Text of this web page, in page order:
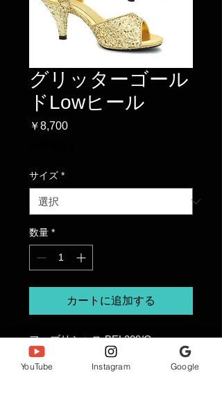
グリッターゴール
ドLowヒール
￥8,700価
サイズ *
数量 *
カートに追加する
ファブリシャス BEL309/G
カラー: ゴールド
サイズ: 6 （23.5）
YouTube Instagram Google